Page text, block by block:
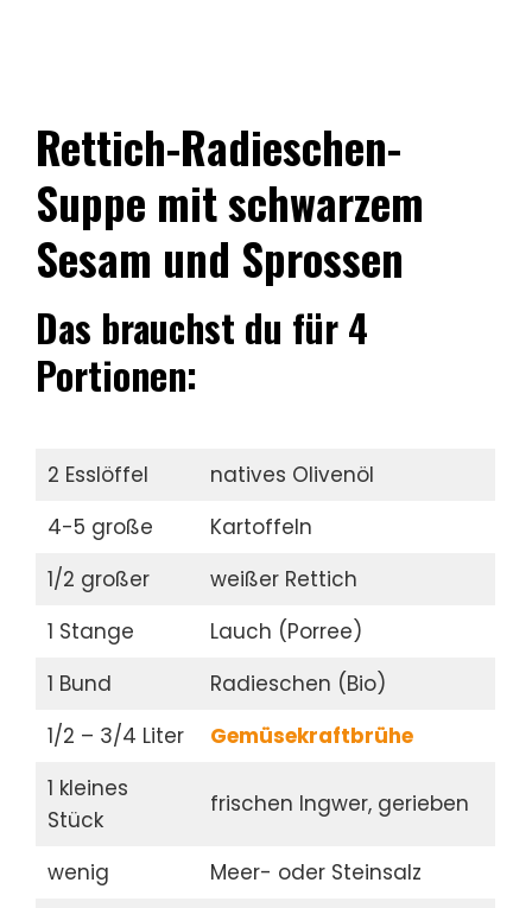
Rettich-Radieschen-
Suppe mit schwarzem
Sesam und Sprossen
Das brauchst du für 4
Portionen:
2 Esslöffel
natives Olivenöl
4-5 große
Kartoffeln
1/2 großer
weißer Rettich
1 Stange
Lauch (Porree)
1 Bund
Radieschen (Bio)
1/2 – 3/4 Liter
Gemüsekraftbrühe
1 kleines
Stück
frischen Ingwer, gerieben
wenig Meer- oder Steinsalz